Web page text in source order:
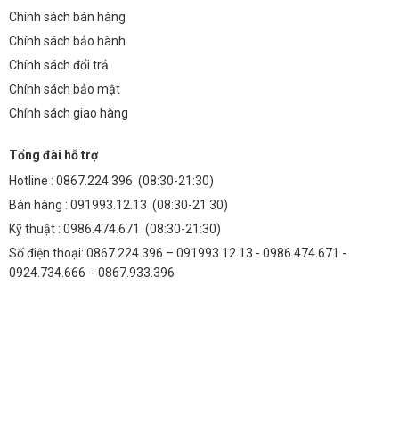
Để đảm bảo hoạt động ổn định và tuổi thọ cao của nguồn tổ ong, bạn
Đảm bảo tất cả các kết nối được thực hiện chắc chắn và đúng kỹ
hoặc độ ẩm quá lớn.
Thường xuyên kiểm tra và vệ sinh nguồn tổ ong để đảm bảo khả
năng tản nhiệt tốt.
Tuân thủ các hướng dẫn an toàn khi sử dụng nguồn điện.
FAQ
Chính sách bán hàng
Chính sách bảo hành
Chính sách đổi trả
Chính sách bảo mật
Chính sách giao hàng
Tổng đài hỗ trợ
Hotline : 0867.224.396 (08:30-21:30)
Bán hàng : 091993.12.13 (08:30-21:30)
Kỹ thuật : 0986.474.671 (08:30-21:30)
Số điện thoại: 0867.224.396 – 091993.12.13 - 0986.474.671 -
0924.734.666 - 0867.933.396